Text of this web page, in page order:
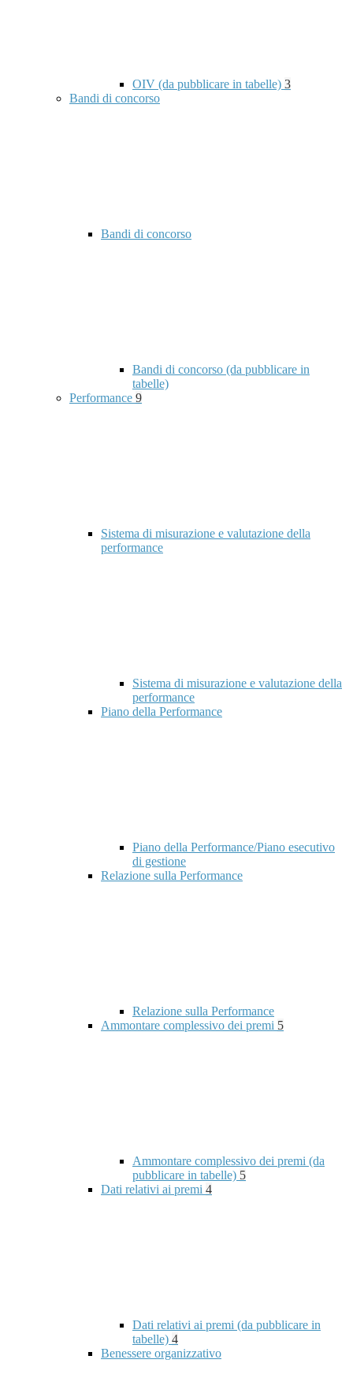
OIV (da pubblicare in tabelle) 3
Bandi di concorso
Bandi di concorso
Bandi di concorso (da pubblicare in
tabelle)
Performance 9
Sistema di misurazione e valutazione della
performance
Sistema di misurazione e valutazione della
performance
Piano della Performance
Piano della Performance/Piano esecutivo
di gestione
Relazione sulla Performance
Relazione sulla Performance
Ammontare complessivo dei premi 5
Ammontare complessivo dei premi (da
pubblicare in tabelle) 5
Dati relativi ai premi 4
Dati relativi ai premi (da pubblicare in
tabelle) 4
Benessere organizzativo